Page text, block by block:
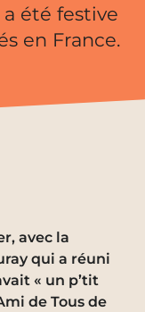
a été festive
en France.
avec la
qui a réuni
« un p’tit
de Tous de